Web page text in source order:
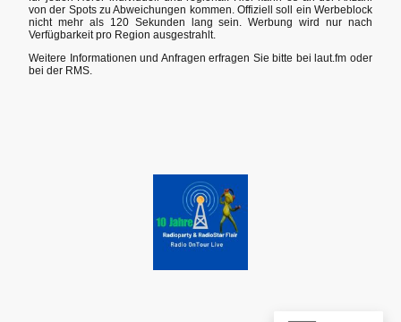
von der Spots zu Abweichungen kommen. Offiziell soll ein Werbeblock
nicht mehr als 120 Sekunden lang sein. Werbung wird nur nach
Verfügbarkeit pro Region ausgestrahlt.
Weitere Informationen und Anfragen erfragen Sie bitte bei laut.fm oder
bei der RMS.